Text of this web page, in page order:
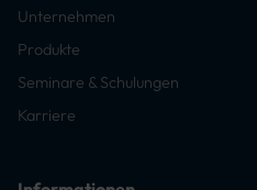
Unternehmen
Produkte
Seminare & Schulungen
Karriere